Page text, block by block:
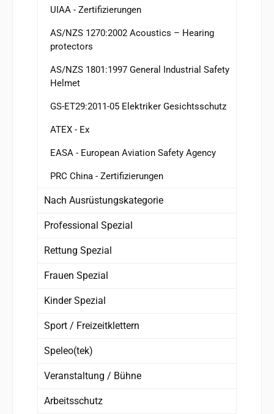
UIAA - Zertifizierungen
AS/NZS 1270:2002 Acoustics – Hearing
protectors
AS/NZS 1801:1997 General Industrial Safety
Helmet
GS-ET29:2011-05 Elektriker Gesichtsschutz
ATEX - Ex
EASA - European Aviation Safety Agency
PRC China - Zertifizierungen
Nach Ausrüstungskategorie
Professional Spezial
Rettung Spezial
Frauen Spezial
Kinder Spezial
Sport / Freizeitklettern
Speleo(tek)
Veranstaltung / Bühne
Arbeitsschutz